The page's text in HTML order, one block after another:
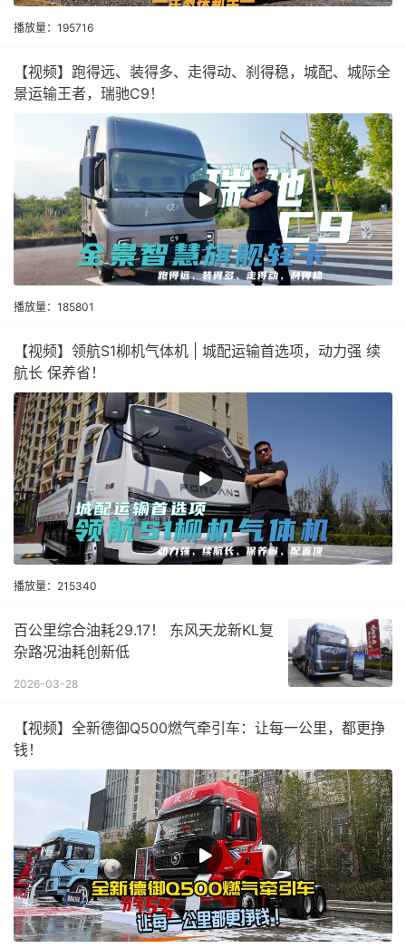
播放量：195716
【视频】跑得远、装得多、走得动、刹得稳，城配、城际全
景运输王者，瑞驰C9！
播放量：185801
【视频】领航S1柳机气体机 | 城配运输首选项，动力强 续
航长 保养省！
播放量：215340
百公里综合油耗29.17！ 东风天龙新KL复
杂路况油耗创新低
2026-03-28
【视频】全新德御Q500燃气牵引车：让每一公里，都更挣
钱！